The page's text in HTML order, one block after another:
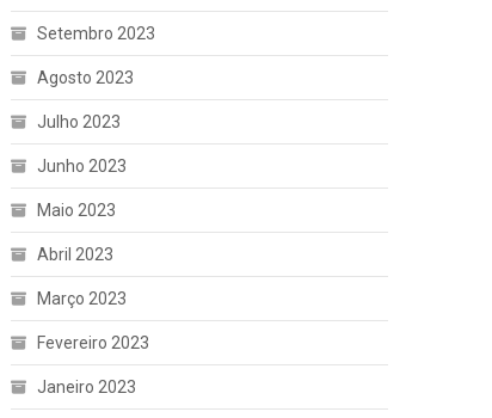
Setembro 2023
Agosto 2023
Julho 2023
Junho 2023
Maio 2023
Abril 2023
Março 2023
Fevereiro 2023
Janeiro 2023